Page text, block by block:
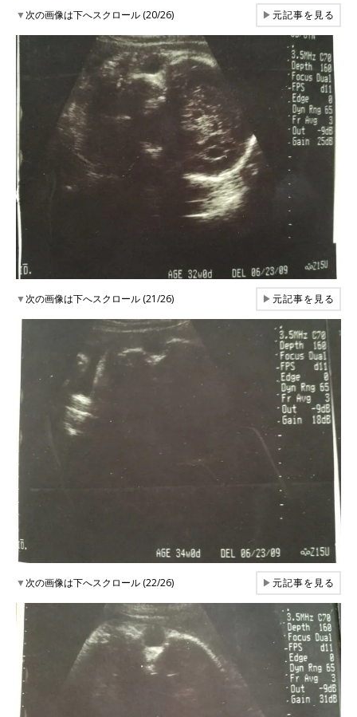
▼次の画像は下へスクロール (20/26) ▶元記事を見る
▼次の画像は下へスクロール (21/26) ▶元記事を見る
▼次の画像は下へスクロール (22/26) ▶元記事を見る